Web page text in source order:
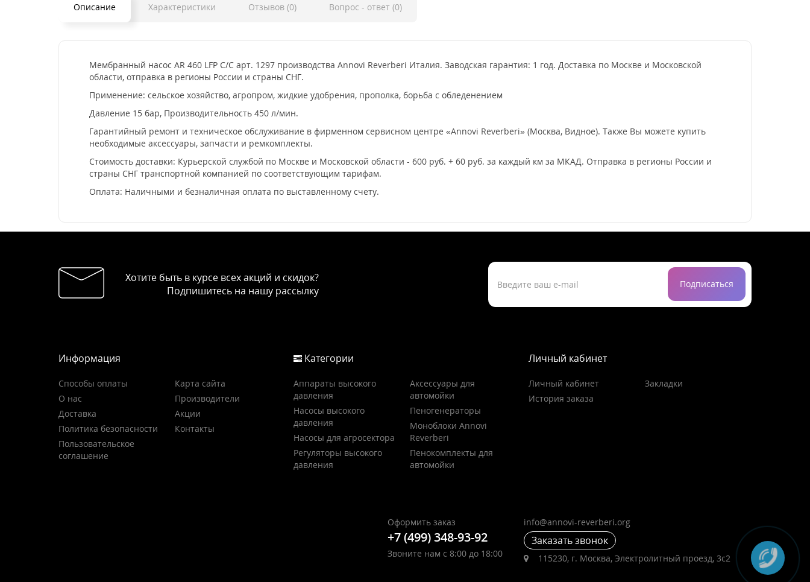
Описание Характеристики Отзывов (0) Вопрос - ответ (0)
Мембранный насос AR 460 LFP C/C арт. 1297 производства Annovi Reverberi Италия. Заводская гарантия: 1 год. Доставка по Москве и Московской
области, отправка в регионы России и страны СНГ.
Применение: сельское хозяйство, агропром, жидкие удобрения, прополка, борьба с обледенением
Давление 15 бар, Производительность 450 л/мин.
Гарантийный ремонт и техническое обслуживание в фирменном сервисном центре «Annovi Reverberi» (Москва, Видное). Также Вы можете купить
необходимые аксессуары, запчасти и ремкомплекты.
Стоимость доставки: Курьерской службой по Москве и Московской области - 600 руб. + 60 руб. за каждый км за МКАД. Отправка в регионы России и
страны СНГ транспортной компанией по соответствующим тарифам.
Оплата: Наличными и безналичная оплата по выставленному счету.
Хотите быть в курсе всех акций и скидок?
Подпишитесь на нашу рассылку
Подписаться
Информация
Способы оплаты
О нас
Доставка
Политика безопасности
Пользовательское
соглашение
Карта сайта
Производители
Акции
Контакты
Категории
Аппараты высокого
давления
Насосы высокого
давления
Насосы для агросектора
Регуляторы высокого
давления
Аксессуары для
автомойки
Пеногенераторы
Моноблоки Annovi
Reverberi
Пенокомплекты для
автомойки
Личный кабинет
Личный кабинет
История заказа
Закладки
Оформить заказ
+7 (499) 348-93-92
Звоните нам с 8:00 до 18:00
info@annovi-reverberi.org
Заказать звонок
115230, г. Москва, Электролитный проезд, 3с2